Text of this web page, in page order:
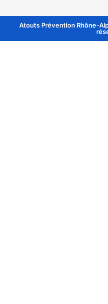
Atouts Prévention Rhône-